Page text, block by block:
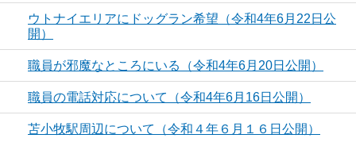
ウトナイエリアにドッグラン希望（令和4年6月22日公
開）
職員が邪魔なところにいる（令和4年6月20日公開）
職員の電話対応について（令和4年6月16日公開）
苫小牧駅周辺について（令和４年６月１６日公開）